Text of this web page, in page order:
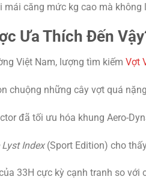
mái căng mức kg cao mà
Ưa Thích Đến
Việt Nam, lượng tìm kiếm Vợt
chuộng những cây vợt quá
đã tối ưu hóa khung Aero-
Lyst Index(Sport Edition) cho
33H cực kỳ cạnh tranh so